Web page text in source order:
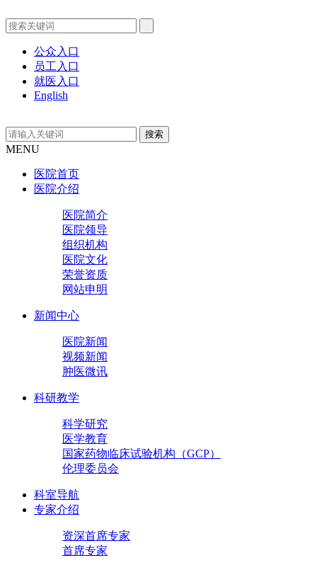
公众入口
员工入口
就医入口
English
MENU
医院首页
医院介绍
医院简介
医院领导
组织机构
医院文化
荣誉资质
网站申明
新闻中心
医院新闻
视频新闻
肿医微讯
科研教学
科学研究
医学教育
国家药物临床试验机构（GCP）
伦理委员会
科室导航
专家介绍
资深首席专家
首席专家